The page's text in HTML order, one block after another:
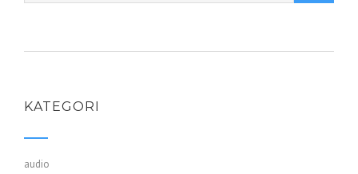
KATEGORI
audio